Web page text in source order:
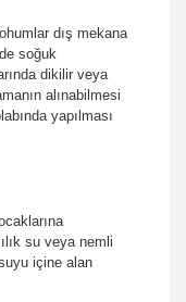
dış mekana
soğuk
dikilir veya
alınabilmesi
yapılması
su veya nemli
içine alan